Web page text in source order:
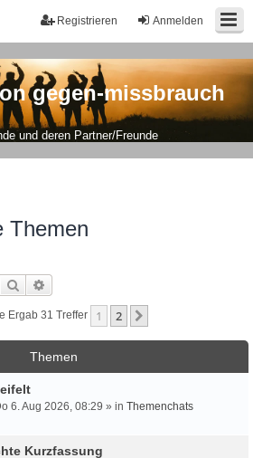
Anmelden
Registrieren
gegen-missbrauch
und deren Partner/Freunde
Themen
Suche
Ergab 31 Treffer 1 2
Themen
6. Aug 2026, 08:29 » in Themenchats
Kurzfassung